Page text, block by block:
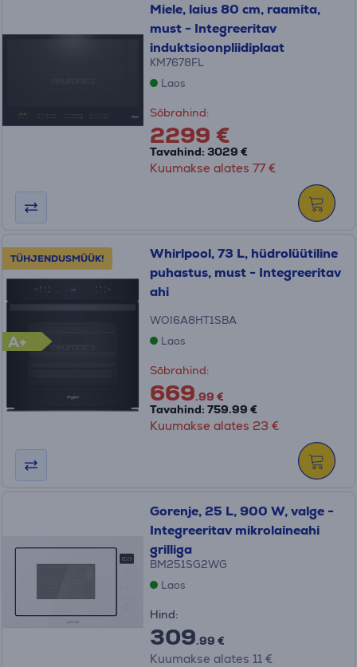
Miele, laius 80 cm, raamita,
must - Integreeritav
induktsioonpliidiplaat
KM7678FL
Laos
Sõbrahind:
2299 €
Tavahind: 3029 €
Kuumakse alates 77 €
TÜHJENDUSMÜÜK!
A+
Whirlpool, 73 L, hüdrolüütiline
puhastus, must - Integreeritav
ahi
WOI6A8HT1SBA
Laos
Sõbrahind:
669.99 €
Tavahind: 759.99 €
Kuumakse alates 23 €
Gorenje, 25 L, 900 W, valge -
Integreeritav mikrolaineahi
grilliga
BM251SG2WG
Laos
Hind:
309.99 €
Kuumakse alates 11 €